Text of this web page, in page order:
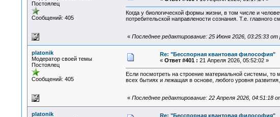
Постоялец
Сообщений: 405
Когда у биологической формы жизни, в том числе и
потребительской направлености сознания. Т.е.
« Последнее редактирование: 25 Июня 2026, 03:25:33 от
platonik
Модератор своей темы
Постоялец
Сообщений: 405
Re: "Бесспорная квантовая философия"
« Ответ #401 : 21 Апреля 2026, 05:52:02 »
Если посмотреть на строение материальной системы, то
всех бытиях и лежащая в основе, любого уровня
« Последнее редактирование: 22 Апреля 2026, 04:51:18
platonik
Re: "Бесспорная квантовая философия"